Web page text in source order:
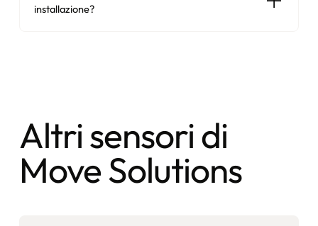
installazione?
Altri sensori di
Move Solutions